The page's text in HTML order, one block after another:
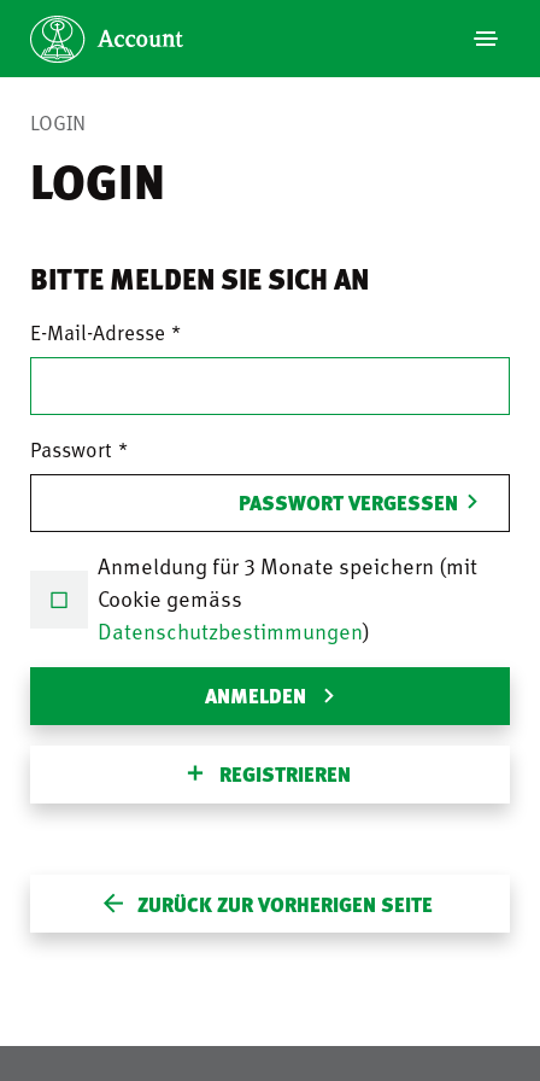
LOGIN
LOGIN
BITTE MELDEN SIE SICH AN
E-Mail-Adresse
Passwort
PASSWORT VERGESSEN
Anmeldung für 3 Monate speichern (mit
Cookie gemäss
Datenschutzbestimmungen)
ANMELDEN
REGISTRIEREN
ZURÜCK ZUR VORHERIGEN SEITE